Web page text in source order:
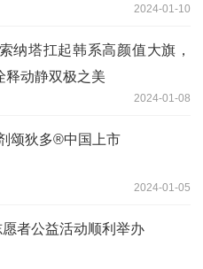
2024-01-10
纳塔扛起韩系高颜值大旗，
释动静双极之美
2024-01-08
颂狄多®中国上市
2024-01-05
者公益活动顺利举办